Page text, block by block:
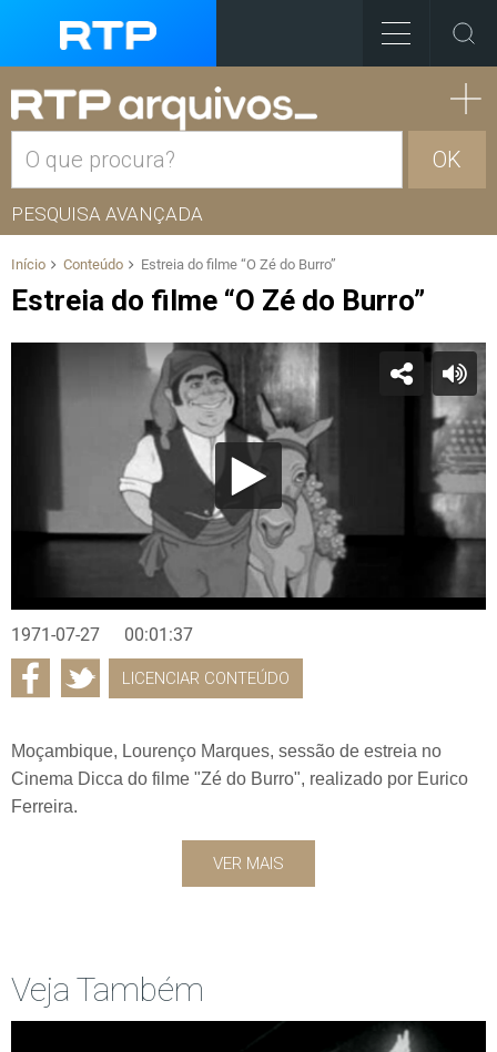
OK
PESQUISA AVANÇADA
Início Conteúdo Estreia do filme “O Zé do Burro”
Estreia do filme “O Zé do Burro”
1971-07-27 00:01:37
LICENCIAR CONTEÚDO
Moçambique, Lourenço Marques, sessão de estreia no
Cinema Dicca do filme "Zé do Burro", realizado por Eurico
Ferreira.
VER MAIS
Veja Também